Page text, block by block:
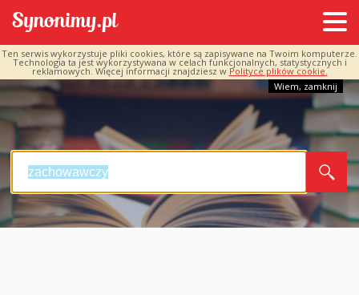
Ten serwis wykorzystuje pliki cookies, które są zapisywane na Twoim komputerze.
Technologia ta jest wykorzystywana w celach funkcjonalnych, statystycznych i
reklamowych. Więcej informacji znajdziesz w Polityce plików cookie.
Wiem, zamknij